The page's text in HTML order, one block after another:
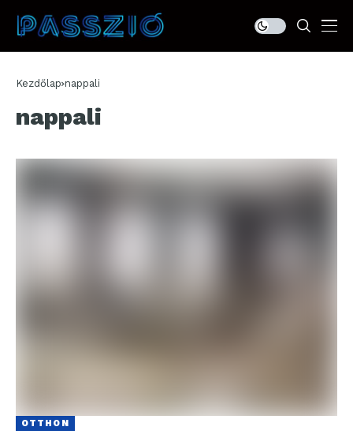
Kezdőlap nappali
nappali
OTTHON